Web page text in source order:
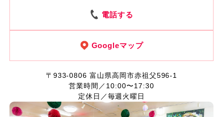
電話する
Googleマップ
〒933-0806 富山県高岡市赤祖父596-1
営業時間／10:00〜17:30
定休日／毎週火曜日